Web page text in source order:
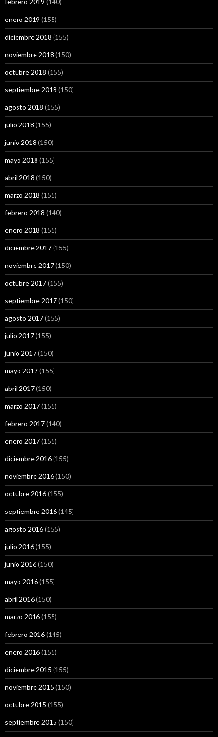
febrero 2019 (140)
enero 2019 (155)
diciembre 2018 (155)
noviembre 2018 (150)
octubre 2018 (155)
septiembre 2018 (150)
agosto 2018 (155)
julio 2018 (155)
junio 2018 (150)
mayo 2018 (155)
abril 2018 (150)
marzo 2018 (155)
febrero 2018 (140)
enero 2018 (155)
diciembre 2017(155)
noviembre 2017(150)
octubre 2017(155)
septiembre 2017(150)
agosto 2017(155)
julio 2017(155)
junio 2017(150)
mayo 2017(155)
abril 2017(150)
marzo 2017(155)
febrero 2017(140)
enero 2017(155)
diciembre 2016(155)
noviembre 2016(150)
octubre 2016(155)
septiembre 2016(145)
agosto 2016(155)
julio 2016(155)
junio 2016(150)
mayo 2016(155)
abril 2016(150)
marzo 2016(155)
febrero 2016(145)
enero 2016(155)
diciembre 2015 (155)
noviembre 2015 (150)
octubre 2015 (155)
septiembre 2015 (150)